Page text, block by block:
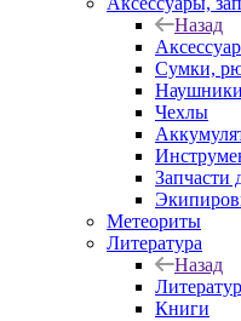
Назад
Сумки,
Наушники
Чехлы
Метеориты
Литература
Назад
Книги